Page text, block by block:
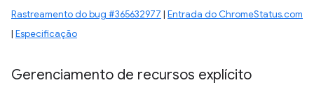
Rastreamento do bug #365632977 | Entrada do ChromeStatus.com
| Especificação
Gerenciamento de recursos explícito